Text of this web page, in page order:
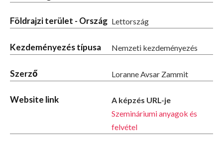
Földrajzi terület - Ország Lettország
Kezdeményezés típusa Nemzeti kezdeményezés
Szerző Loranne Avsar Zammit
Website link
A képzés URL-je
Szemináriumi anyagok és
felvétel